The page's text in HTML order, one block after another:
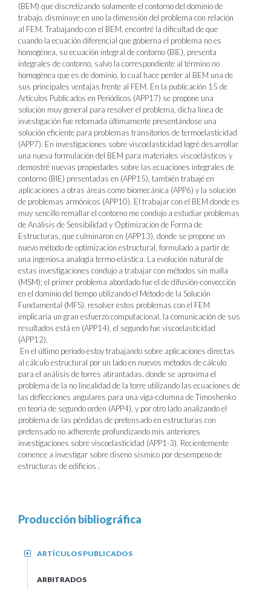
(BEM) que discretizando solamente el contorno del dominio de
trabajo, disminuye en uno la dimensión del problema con relación
al FEM. Trabajando con el BEM, encontré la dificultad de que
cuando la ecuación diferencial que gobierna el problema no es
homogénea, su ecuación integral de contorno (BIE), presenta
integrales de contorno, salvo la correspondiente al término no
homogénea que es de dominio, lo cual hace perder al BEM una de
sus principales ventajas frente al FEM. En la publicación 15 de
Artículos Publicados en Periódicos (APP17) se propone una
solución muy general para resolver el problema, dicha línea de
investigación fue retomada últimamente presentándose una
solución eficiente para problemas transitorios de termoelasticidad
(APP7). En investigaciones sobre viscoelasticidad logré desarrollar
una nueva formulación del BEM para materiales viscoelásticos y
demostré nuevas propiedades sobre las ecuaciones integrales de
contorno (BIE) presentadas en (APP15), también trabajé en
aplicaciones a otras áreas como biomecánica (APP6) y la solución
de problemas armónicos (APP10). El trabajar con el BEM donde es
muy sencillo remallar el contorno me condujo a estudiar problemas
de Análisis de Sensibilidad y Optimización de Forma de
Estructuras, que culminaron en (APP13), donde se propone un
nuevo método de optimización estructural, formulado a partir de
una ingeniosa analogía termo-elástica. La evolución natural de
estas investigaciones condujo a trabajar con métodos sin malla
(MSM); el primer problema abordado fue el de difusión-convección
en el dominio del tiempo utilizando el Método de la Solución
Fundamental (MFS), resolver estos problemas con el FEM
implicaría un gran esfuerzo computacional, la comunicación de sus
resultados está en (APP14), el segundo fue viscoelasticidad
(APP12).
En el último período estoy trabajando sobre aplicaciones directas
al cálculo estructural por un lado en nuevos métodos de cálculo
para el análisis de torres atirantadas, donde se aproxima el
problema de la no linealidad de la torre utilizando las ecuaciones de
las deflecciones angulares para una viga-columna de Timoshenko
en teoría de segundo orden (APP4), y por otro lado analizando el
problema de las pérdidas de pretensado en estructuras con
pretensado no adherente profundizando mis anteriores
investigaciones sobre viscoelasticidad (APP1-3). Recientemente
comence a investigar sobre diseno sismico por desempeno de
estructuras de edificios .
Producción bibliográfica
ARTÍCULOS PUBLICADOS
+
ARBITRADOS